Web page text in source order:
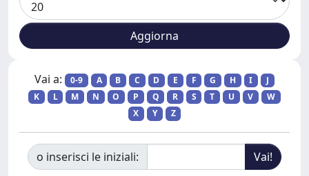
Vai a: 0-9 A B C D E F G H I
J
K
L M N O P Q R S T U V
W
X
Y Z
o inserisci le iniziali: